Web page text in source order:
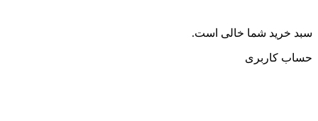
سبد خرید شما خالی است.
حساب کاربری